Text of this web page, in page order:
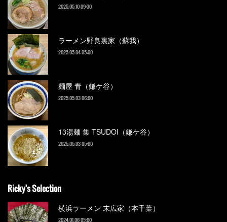
2025.05.10 09:30
ラーメン野良裏家（蘇我）
2025.05.04 05:00
麺屋 青（鎌ケ谷）
2025.05.03 06:00
13湯麺 集 TSUDOI（鎌ケ谷）
2025.05.03 05:00
Ricky's Selection
横浜ラーメン 末広家（本千葉）
2024.01.06 05:00